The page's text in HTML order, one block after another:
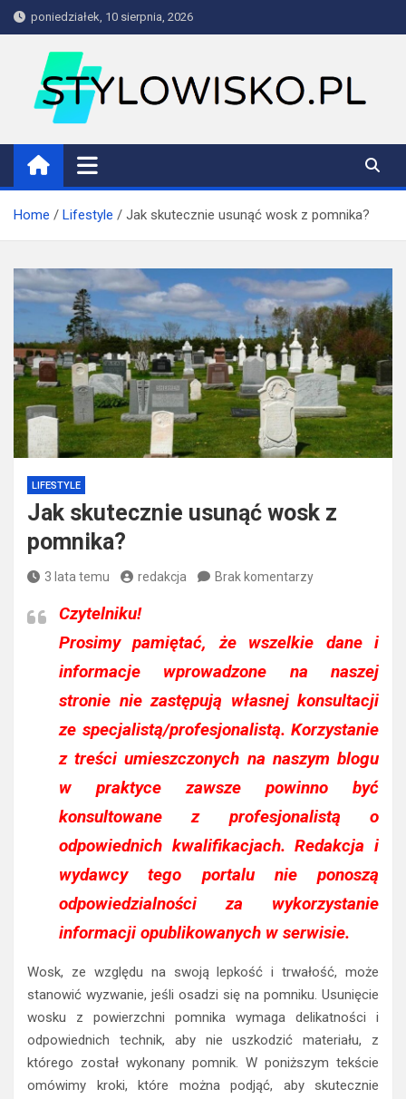
Skip
to
poniedziałek, 10 sierpnia, 2026
stylowisko.pl
Blog
Home Lifestyle Jak skutecznie usunąć wosk z pomnika?
LIFESTYLE
Jak skutecznie usunąć wosk z
pomnika?
3 lata temu redakcja Brak komentarzy
Czytelniku!
Prosimy pamiętać, że wszelkie dane i
informacje wprowadzone na naszej
stronie nie zastępują własnej konsultacji
ze specjalistą/profesjonalistą. Korzystanie
z treści umieszczonych na naszym blogu
w praktyce zawsze powinno być
konsultowane z profesjonalistą o
odpowiednich kwalifikacjach. Redakcja i
wydawcy tego portalu nie ponoszą
odpowiedzialności za wykorzystanie
informacji opublikowanych w serwisie.
Wosk, ze względu na swoją lepkość i trwałość, może
stanowić wyzwanie, jeśli osadzi się na pomniku. Usunięcie
wosku z powierzchni pomnika wymaga delikatności i
odpowiednich technik, aby nie uszkodzić materiału, z
którego został wykonany pomnik. W poniższym tekście
omówimy kroki, które można podjąć, aby skutecznie